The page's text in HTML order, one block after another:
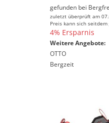
gefunden bei
zuletzt überprüft am
Preis kann sich
4% Ersparnis
Weitere Angebote:
OTTO
Bergzeit